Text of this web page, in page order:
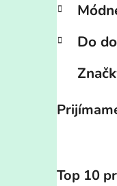
Do
Top 10